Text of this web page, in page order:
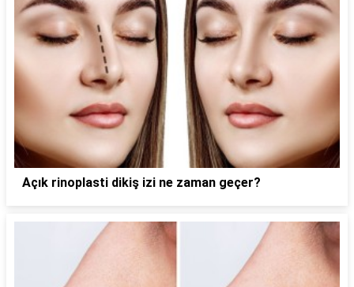
Açık rinoplasti dikiş izi ne zaman geçer?